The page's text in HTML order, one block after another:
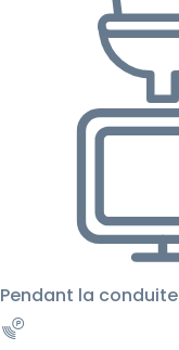
Pendant la conduite